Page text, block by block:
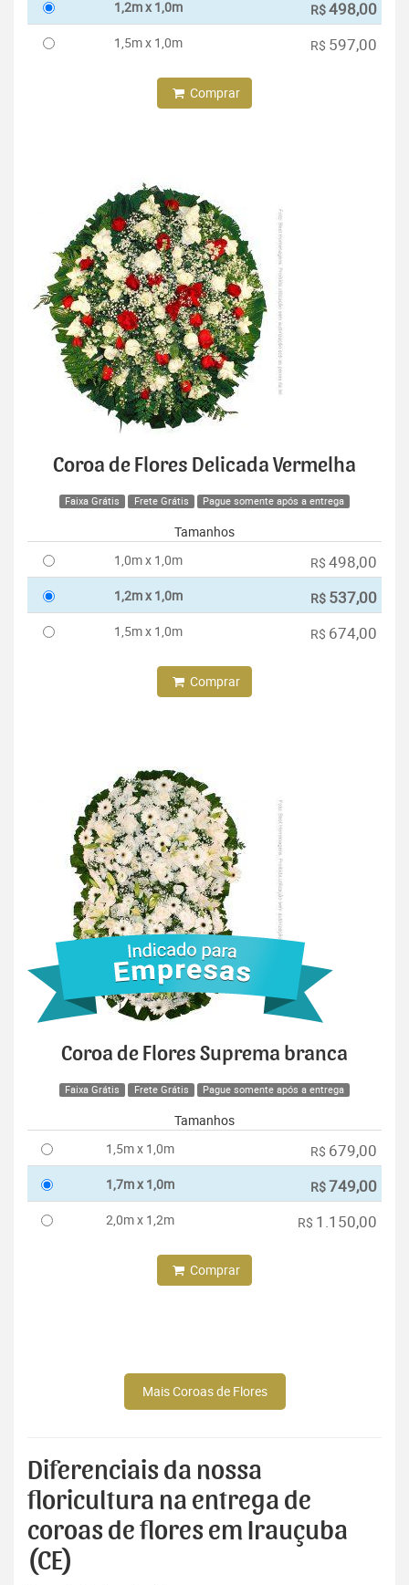
1,2m x 1,0m R$498,00
1,5m x 1,0m R$ 597,00
Comprar
Coroa de Flores Delicada Vermelha
Faixa Grátis Frete Grátis Pague somente após a entrega
Tamanhos
1,0m x 1,0m
R$ 498,00
1,2m x 1,0m R$ 537,00
1,5m x 1,0m R$ 674,00
Comprar
Coroa de Flores Suprema branca
Faixa Grátis Frete Grátis Pague somente após a entrega
Tamanhos
1,5m x 1,0m
R$ 679,00
1,7m x 1,0m R$749,00
2,0m x 1,2m R$ 1.150,00
Comprar
Mais Coroas de Flores
Diferenciais da nossa
floricultura na entrega de
coroas de flores em Irauçuba
(CE)